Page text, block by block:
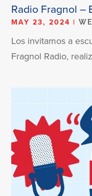
Radio Fragnol –
MAY 23, 2024 |
Los invitamos a
Fragnol Radio,